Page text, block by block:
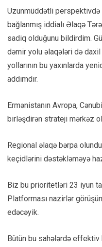
Uzunmüddətli perspektivdə
bağlanmış iddialı Əlaqə
sadiq olduğunu bildirdim.
dəmir yolu əlaqələri də
yollarının bu yaxınlarda
addımdır.
Ermənistanın Avropa,
birləşdirən strateji mərkəz
Regional əlaqə bərpa
keçidlərini dəstəkləməyə
Biz bu prioritetləri 23 iyun
Platforması nazirlər
edəcəyik.
Bütün bu sahələrdə